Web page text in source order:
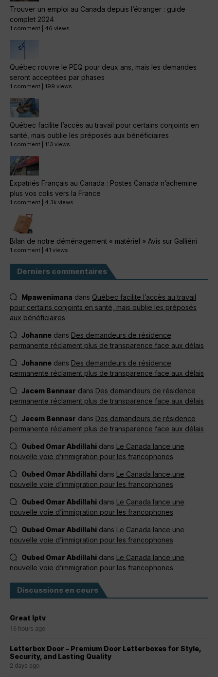
Trouver un emploi au Canada depuis l’étranger : guide
complet 2024
1 comment 46 views
Québec rouvre le PEQ pour deux ans, mais les demandes
seront acceptées par phases
1 comment 199 views
Québec facilite l’accès au travail pour certains conjoints en
santé, mais oublie les préposés aux bénéficiaires
1 comment 113 views
Expatriés Français au Canada : Postes Canada n’achemine
plus vos colis vers la France
1 comment 4.3k views
Bilan de notre déménagement « matériel » Avis sur Galliéni
1 comment 41 views
Derniers commentaires
Mpawenimana dans Québec facilite l’accès au travail
pour certains conjoints en santé, mais oublie les préposés
aux bénéficiaires
Johanne dans Des demandeurs de résidence
permanente réclament plus de transparence face aux délais
Johanne dans Des demandeurs de résidence
permanente réclament plus de transparence face aux délais
Jacem Bennasr dans Des demandeurs de résidence
permanente réclament plus de transparence face aux délais
Jacem Bennasr dans Des demandeurs de résidence
permanente réclament plus de transparence face aux délais
Oubed Omar Abdillahi dans Le Canada lance une
nouvelle voie d’immigration pour les francophones
Oubed Omar Abdillahi dans Le Canada lance une
nouvelle voie d’immigration pour les francophones
Oubed Omar Abdillahi dans Le Canada lance une
nouvelle voie d’immigration pour les francophones
Oubed Omar Abdillahi dans Le Canada lance une
nouvelle voie d’immigration pour les francophones
Oubed Omar Abdillahi dans Le Canada lance une
nouvelle voie d’immigration pour les francophones
Discussions en cours
Great Iptv
16 hours ago
Letterbox Door – Premium Door Letterboxes for Style,
Security, and Lasting Quality
2 days ago